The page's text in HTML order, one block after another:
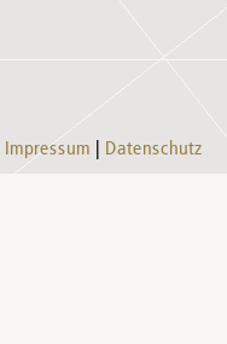
Impressum Datenschutz